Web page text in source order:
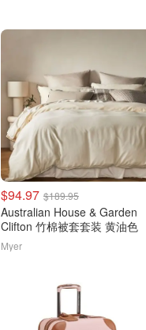
$94.97 $189.95
Australian House & Garden
Clifton 竹棉被套套装 黄油色
Myer